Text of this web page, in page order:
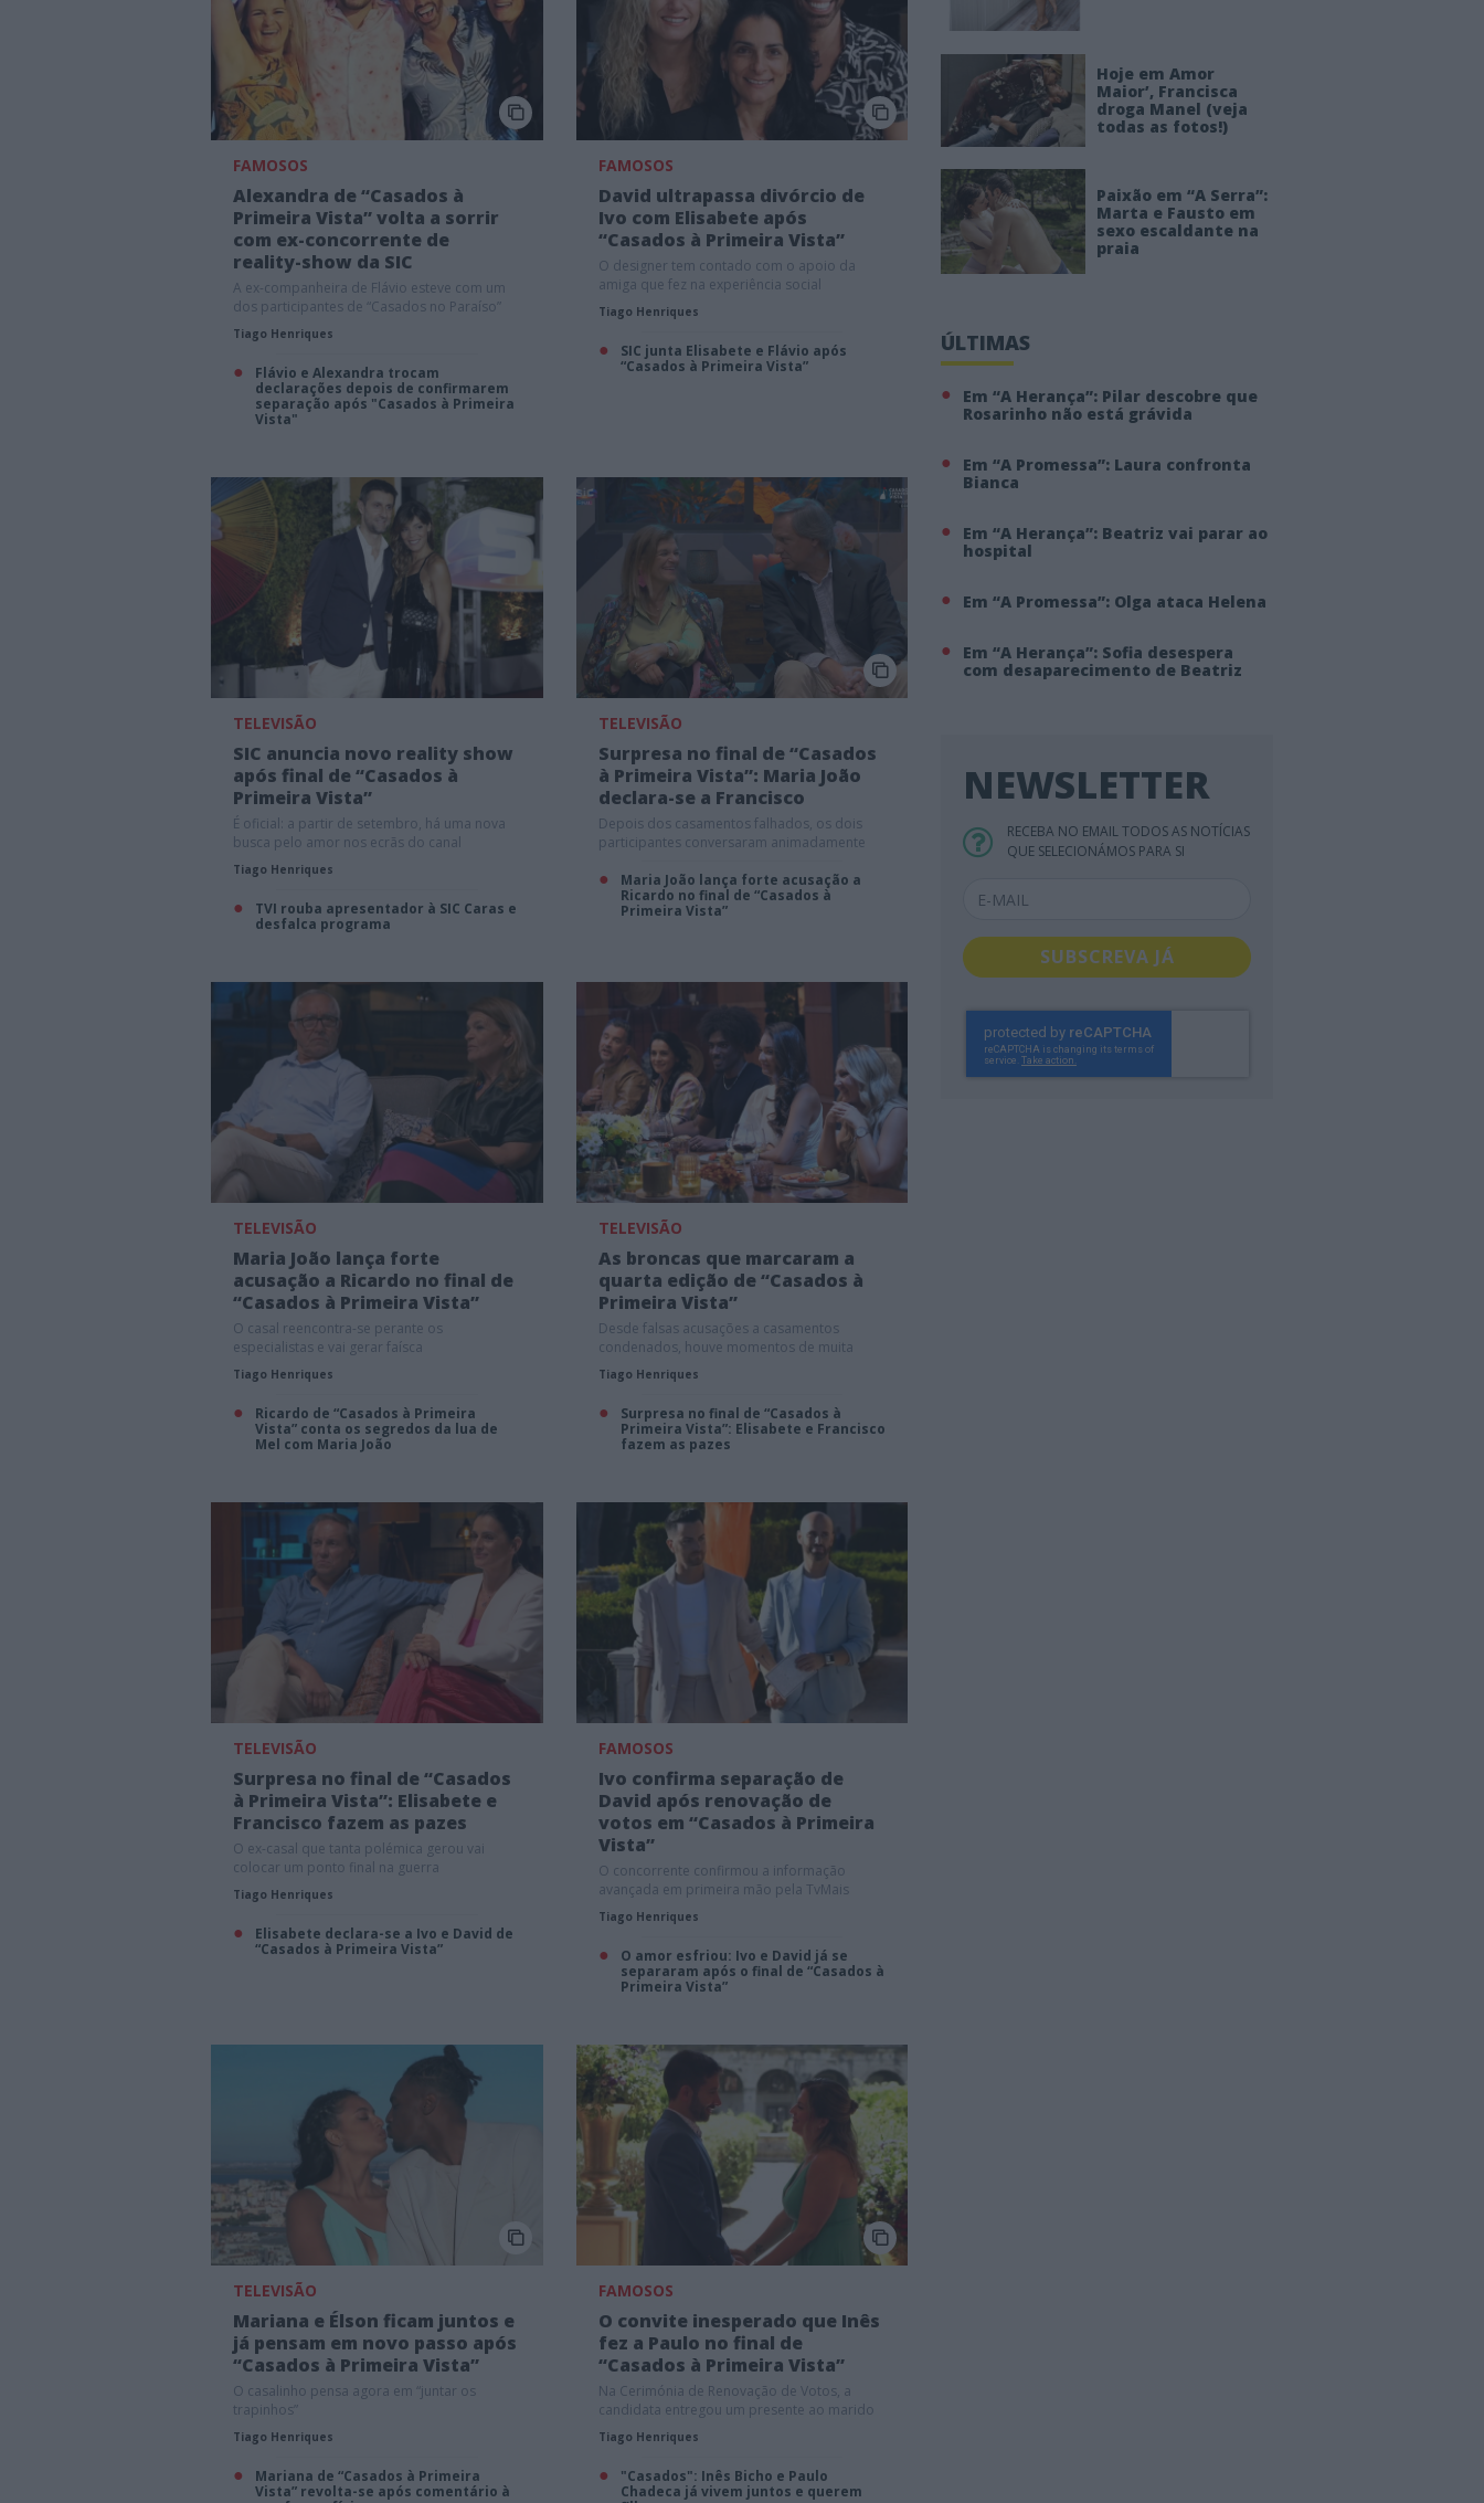
FAMOSOS
Alexandra de “Casados à
Primeira Vista” volta a sorrir
com ex-concorrente de
reality-show da SIC
A ex-companheira de Flávio esteve com um
dos participantes de “Casados no Paraíso”
Tiago Henriques
Flávio e Alexandra trocam
declarações depois de confirmarem
separação após "Casados à Primeira
Vista"
FAMOSOS
David ultrapassa divórcio de
Ivo com Elisabete após
“Casados à Primeira Vista”
O designer tem contado com o apoio da
amiga que fez na experiência social
Tiago Henriques
SIC junta Elisabete e Flávio após
“Casados à Primeira Vista”
TELEVISÃO
SIC anuncia novo reality show
após final de “Casados à
Primeira Vista”
É oficial: a partir de setembro, há uma nova
busca pelo amor nos ecrãs do canal
Tiago Henriques
TVI rouba apresentador à SIC Caras e
desfalca programa
TELEVISÃO
Surpresa no final de “Casados
à Primeira Vista”: Maria João
declara-se a Francisco
Depois dos casamentos falhados, os dois
participantes conversaram animadamente
Maria João lança forte acusação a
Ricardo no final de “Casados à
Primeira Vista”
TELEVISÃO
Maria João lança forte
acusação a Ricardo no final de
“Casados à Primeira Vista”
O casal reencontra-se perante os
especialistas e vai gerar faísca
Tiago Henriques
Ricardo de “Casados à Primeira
Vista” conta os segredos da lua de
Mel com Maria João
TELEVISÃO
As broncas que marcaram a
quarta edição de “Casados à
Primeira Vista”
Desde falsas acusações a casamentos
condenados, houve momentos de muita
tensão!
Tiago Henriques
Surpresa no final de “Casados à
Primeira Vista”: Elisabete e Francisco
fazem as pazes
TELEVISÃO
Surpresa no final de “Casados
à Primeira Vista”: Elisabete e
Francisco fazem as pazes
O ex-casal que tanta polémica gerou vai
colocar um ponto final na guerra
Tiago Henriques
Elisabete declara-se a Ivo e David de
“Casados à Primeira Vista”
FAMOSOS
Ivo confirma separação de
David após renovação de
votos em “Casados à Primeira
Vista”
O concorrente confirmou a informação
avançada em primeira mão pela TvMais
Tiago Henriques
O amor esfriou: Ivo e David já se
separaram após o final de “Casados à
Primeira Vista”
TELEVISÃO
Mariana e Élson ficam juntos e
já pensam em novo passo após
“Casados à Primeira Vista”
O casalinho pensa agora em “juntar os
trapinhos”
Tiago Henriques
Mariana de “Casados à Primeira
Vista” revolta-se após comentário à
FAMOSOS
O convite inesperado que Inês
fez a Paulo no final de
“Casados à Primeira Vista”
Na Cerimónia de Renovação de Votos, a
candidata entregou um presente ao marido
Tiago Henriques
"Casados": Inês Bicho e Paulo
Chadeca já vivem juntos e querem
Hoje em Amor
Maior’, Francisca
droga Manel (veja
todas as fotos!)
Paixão em “A Serra”:
Marta e Fausto em
sexo escaldante na
praia
ÚLTIMAS
Em “A Herança”: Pilar descobre que
Rosarinho não está grávida
Em “A Promessa”: Laura confronta
Bianca
Em “A Herança”: Beatriz vai parar ao
hospital
Em “A Promessa”: Olga ataca Helena
Em “A Herança”: Sofia desespera
com desaparecimento de Beatriz
NEWSLETTER
RECEBA NO EMAIL TODOS AS NOTÍCIAS
QUE SELECIONÁMOS PARA SI
SUBSCREVA JÁ